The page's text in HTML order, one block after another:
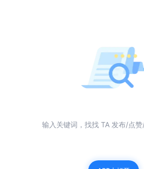
输入关键词，找找 TA 发布/点